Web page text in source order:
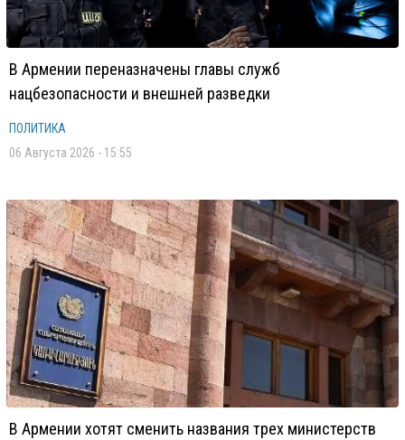
В Армении переназначены главы служб
нацбезопасности и внешней разведки
ПОЛИТИКА
06 Августа 2026 - 15:55
В Армении хотят сменить названия трех министерств